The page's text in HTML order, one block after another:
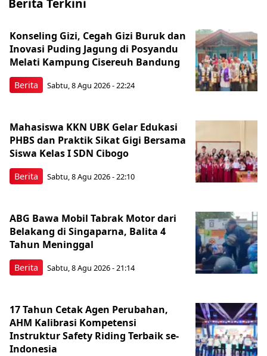
Berita
Konseling Gizi, Cegah Gizi Buruk dan
Inovasi Puding Jagung di Posyandu
Melati Kampung Cisereuh Bandung
Sabtu, 8 Agu 2026 - 22:24
Berita
Mahasiswa KKN UBK Gelar Edukasi
PHBS dan Praktik Sikat Gigi Bersama
Siswa Kelas I SDN Cibogo
Sabtu, 8 Agu 2026 - 22:10
Berita
ABG Bawa Mobil Tabrak Motor dari
Belakang di Singaparna, Balita 4
Tahun Meninggal
Sabtu, 8 Agu 2026 - 21:14
17 Tahun Cetak Agen Perubahan,
AHM Kalibrasi Kompetensi
Instruktur Safety Riding Terbaik se-
Indonesia